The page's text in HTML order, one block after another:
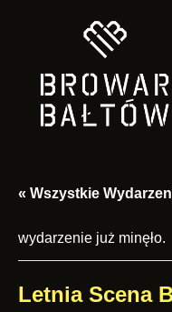
Bałtów
towarzystwa
« Wszystkie
wydarzenie już minęło.
Letnia Scena